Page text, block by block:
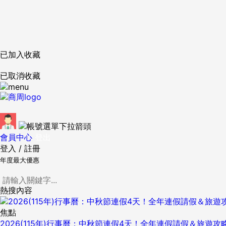
已加入收藏
已取消收藏
會員中心
登入 / 註冊
年度最大優惠
熱搜內容
焦點
2026(115年)行事曆：中秋節連假4天！全年連假請假＆旅遊攻